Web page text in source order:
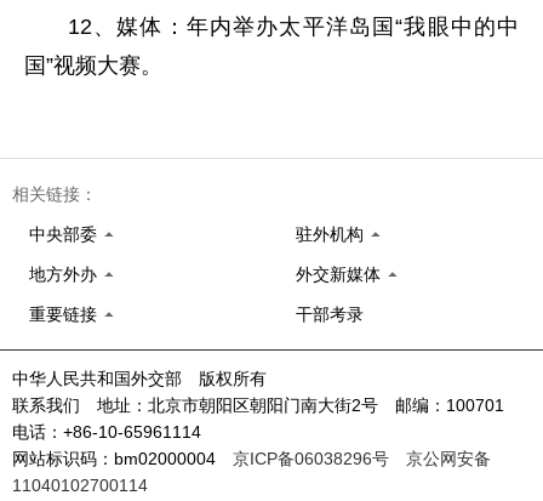
12、媒体：年内举办太平洋岛国“我眼中的中
国”视频大赛。
相关链接：
中央部委 驻外机构
地方外办 外交新媒体
重要链接 干部考录
中华人民共和国外交部 版权所有
联系我们 地址：北京市朝阳区朝阳门南大街2号 邮编：100701
电话：+86-10-65961114
网站标识码：bm02000004 京ICP备06038296号
京公网安备
11040102700114